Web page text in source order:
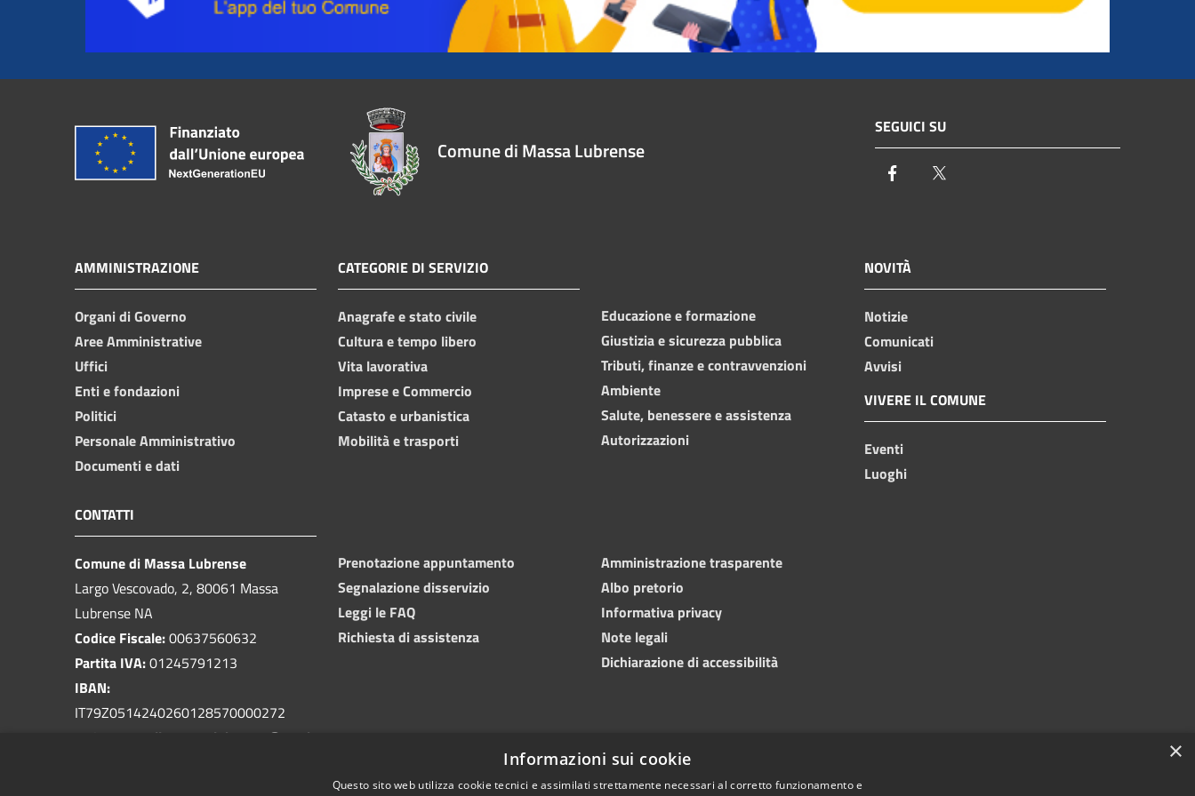
Comune di Massa Lubrense
SEGUICI SU
Facebook
AMMINISTRAZIONE
Organi di Governo
Aree Amministrative
Uffici
Enti e fondazioni
Politici
Personale Amministrativo
Documenti e dati
CATEGORIE DI SERVIZIO
Anagrafe e stato civile
Cultura e tempo libero
Vita lavorativa
Imprese e Commercio
Catasto e urbanistica
Mobilità e trasporti
Educazione e formazione
Giustizia e sicurezza pubblica
Tributi, finanze e contravvenzioni
Ambiente
Salute, benessere e assistenza
Autorizzazioni
NOVITÀ
Notizie
Comunicati
Avvisi
VIVERE IL COMUNE
Eventi
Luoghi
CONTATTI
Comune di Massa Lubrense
Largo Vescovado, 2, 80061 Massa
Lubrense NA
Codice Fiscale:00637560632
Partita IVA:01245791213
IBAN:
IT79Z0514240260128570000272
protocollo.massalubrense@pec.it
Prenotazione appuntamento
Segnalazione disservizio
Leggi le FAQ
Richiesta di assistenza
Amministrazione trasparente
Albo pretorio
Informativa privacy
Note legali
Dichiarazione di accessibilità
×
Informazioni sui cookie
Questo sito web utilizza cookie tecnici e assimilati strettamente necessari al corretto funzionamento e